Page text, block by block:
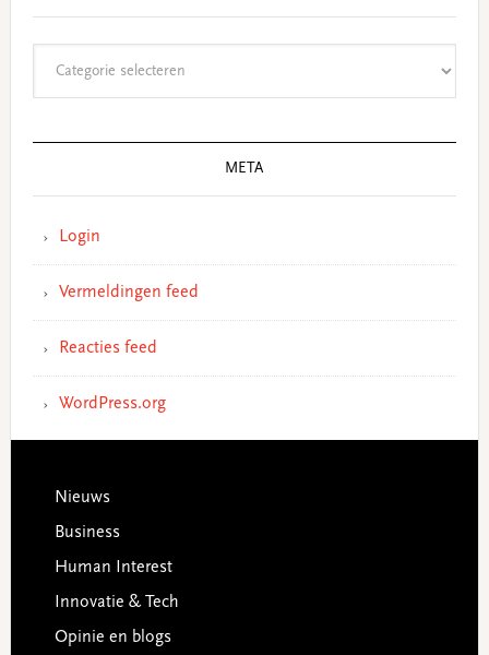
META
Login
Vermeldingen feed
Reacties feed
WordPress.org
Footer
Nieuws
Business
Human Interest
Innovatie & Tech
Opinie en blogs